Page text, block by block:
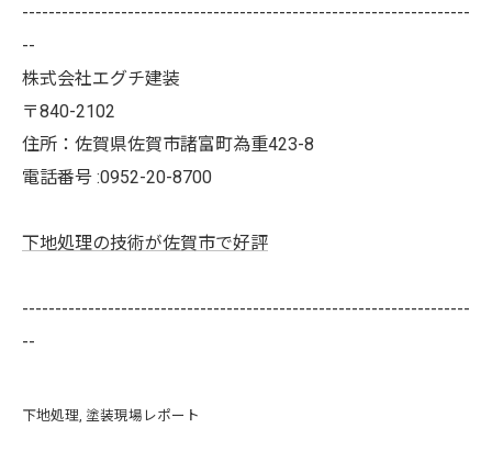
--------------------------------------------------------------------
--
株式会社エグチ建装
〒840-2102
住所：佐賀県佐賀市諸富町為重423-8
電話番号 :0952-20-8700
下地処理の技術が佐賀市で好評
--------------------------------------------------------------------
--
下地処理 塗装現場レポート